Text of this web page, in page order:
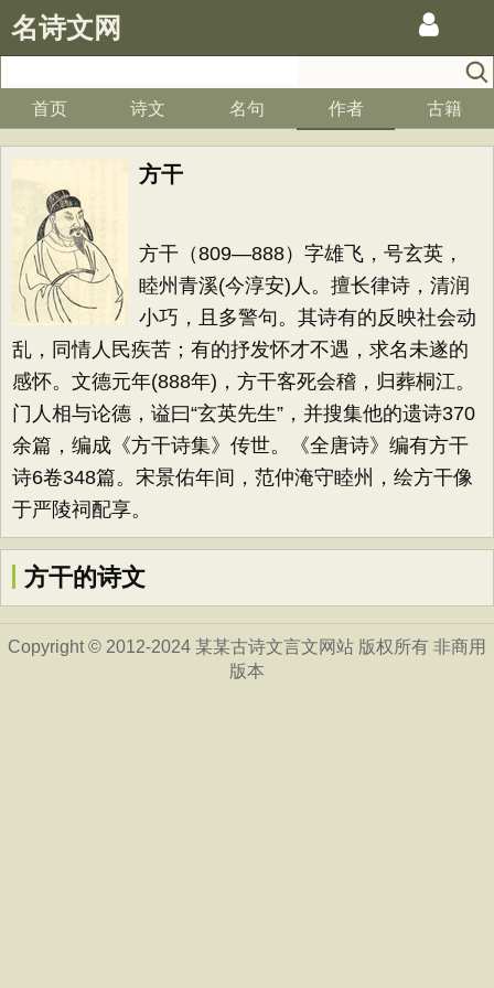
名诗文网
首页 诗文 名句 作者 古籍
方干
方干（809—888）字雄飞，号玄英，
睦州青溪(今淳安)人。擅长律诗，清润
小巧，且多警句。其诗有的反映社会动
乱，同情人民疾苦；有的抒发怀才不遇，求名未遂的
感怀。文德元年(888年)，方干客死会稽，归葬桐江。
门人相与论德，谥曰“玄英先生”，并搜集他的遗诗370
余篇，编成《方干诗集》传世。《全唐诗》编有方干
诗6卷348篇。宋景佑年间，范仲淹守睦州，绘方干像
于严陵祠配享。
方干的诗文
Copyright © 2012-2024 某某古诗文言文网站 版权所有 非商用
版本